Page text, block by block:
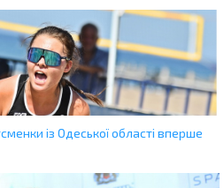
із Одеської області вперше